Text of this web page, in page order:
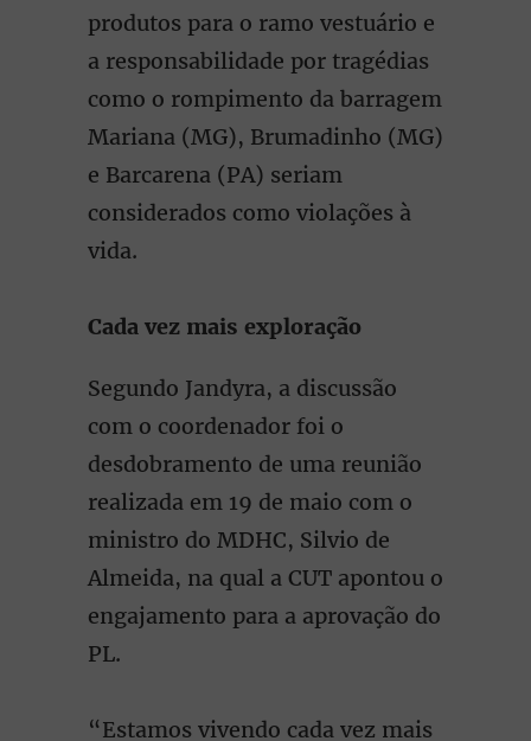
produtos para o ramo vestuário e
a responsabilidade por tragédias
como o rompimento da barragem
Mariana (MG), Brumadinho (MG)
e Barcarena (PA) seriam
considerados como violações à
vida.
Cada vez mais exploração
Segundo Jandyra, a discussão
com o coordenador foi o
desdobramento de uma reunião
realizada em 19 de maio com o
ministro do MDHC, Silvio de
Almeida, na qual a CUT apontou o
engajamento para a aprovação do
PL.
“Estamos vivendo cada vez mais